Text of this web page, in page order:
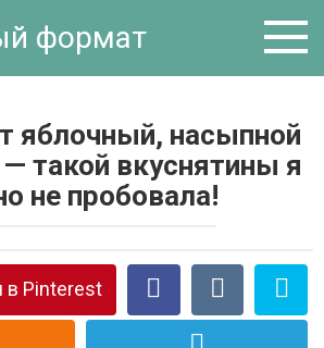
формат
яблочный, насыпной
такой вкуснятины я
не пробовала!
в Pinterest